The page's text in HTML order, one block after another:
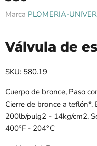
Marca PLOMERIA-
Válvula de
SKU: 580.19
Cuerpo de bronce, Paso
Cierre de bronce a teflón*,
200lb/pulg2 - 14kg/cm2,
400°F - 204°C